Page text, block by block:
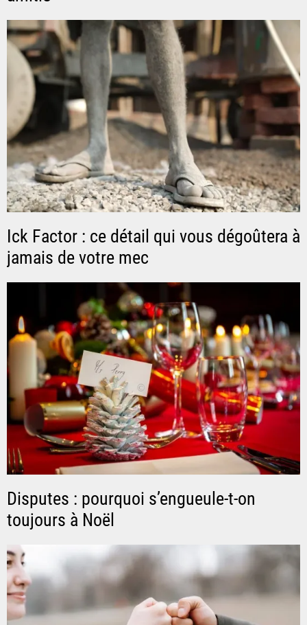
Ick Factor : ce détail qui vous dégoûtera à
jamais de votre mec
Disputes : pourquoi s’engueule-t-on
toujours à Noël